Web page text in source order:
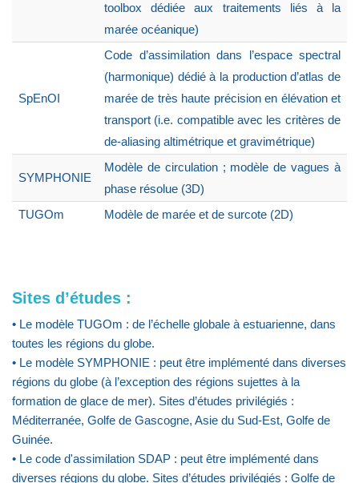
toolbox dédiée aux traitements liés à la
marée océanique)
SpEnOI
Code d’assimilation dans l’espace spectral
(harmonique) dédié à la production d’atlas de
marée de très haute précision en élévation et
transport (i.e. compatible avec les critères de
de-aliasing altimétrique et gravimétrique)
SYMPHONIE
Modèle de circulation ; modèle de vagues à
phase résolue (3D)
TUGOm
Modèle de marée et de surcote (2D)
Sites d’études :
• Le modèle TUGOm : de l’échelle globale à estuarienne, dans
toutes les régions du globe.
• Le modèle SYMPHONIE : peut être implémenté dans diverses
régions du globe (à l’exception des régions sujettes à la
formation de glace de mer). Sites d’études privilégiés :
Méditerranée, Golfe de Gascogne, Asie du Sud-Est, Golfe de
Guinée.
• Le code d'assimilation SDAP : peut être implémenté dans
diverses régions du globe. Sites d’études privilégiés : Golfe de